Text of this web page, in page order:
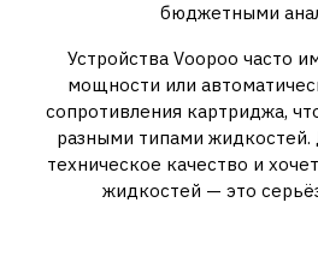
бюджетными
Устройства Voopoo часто
мощности или
сопротивления картриджа,
разными типами жидкостей.
техническое качество и
жидкостей — это